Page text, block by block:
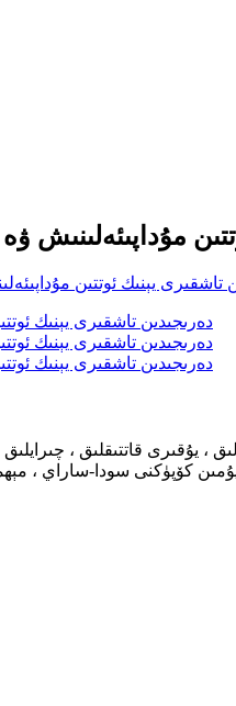
ۋە
يۇقىرى قاتتىقلىق ،
كۆپۈكنى سودا-ساراي ،